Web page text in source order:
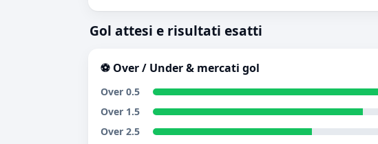
Gol attesi e risultati esatti
⚽ Over / Under & mercati gol
Over 0.5
Over 1.5
Over 2.5